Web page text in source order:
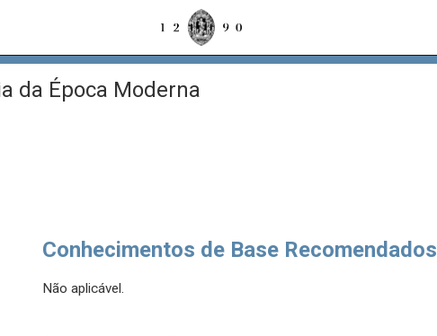
da Época Moderna
Conhecimentos de Base Recomendados
Não aplicável.